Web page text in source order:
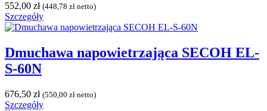
552,00 zł (448,78 zł netto)
Szczegóły
Dmuchawa napowietrzająca SECOH EL-
S-60N
676,50 zł (550,00 zł netto)
Szczegóły